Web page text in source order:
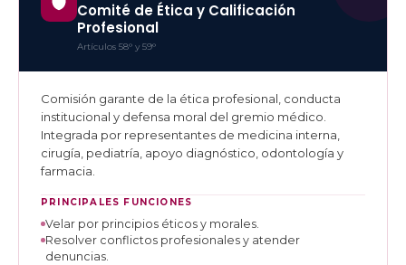
Comité de Ética y Calificación
Profesional
Artículos 58° y 59°
Comisión garante de la ética profesional, conducta
institucional y defensa moral del gremio médico.
Integrada por representantes de medicina interna,
cirugía, pediatría, apoyo diagnóstico, odontología y
farmacia.
PRINCIPALES FUNCIONES
Velar por principios éticos y morales.
Resolver conflictos profesionales y atender
denuncias.